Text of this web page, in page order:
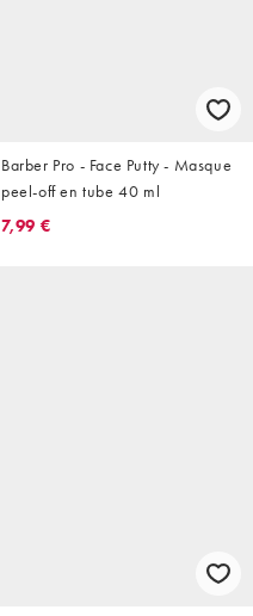
Barber Pro - Face Putty - Masque
peel-off en tube 40 ml
7,99 €